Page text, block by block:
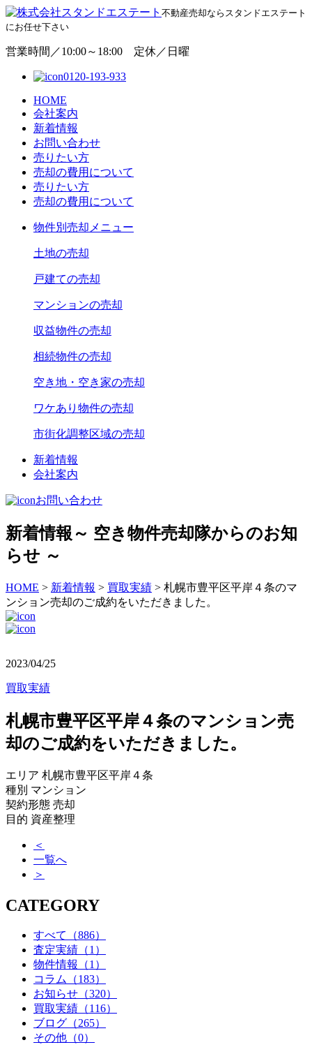
不動産売却ならスタンドエステート
にお任せ下さい
営業時間／10:00～18:00 定休／日曜
0120-193-933
HOME
会社案内
新着情報
お問い合わせ
売りたい方
売却の費用について
売りたい方
売却の費用について
物件別売却メニュー
土地の売却
戸建ての売却
マンションの売却
収益物件の売却
相続物件の売却
空き地・空き家の売却
ワケあり物件の売却
市街化調整区域の売却
新着情報
会社案内
お問い合わせ
新着情報 ～ 空き物件売却隊からのお知
らせ ～
HOME > 新着情報 > 買取実績 > 札幌市豊平区平岸４条のマ
ンション売却のご成約をいただきました。
2023/04/25
買取実績
札幌市豊平区平岸４条のマンション売
却のご成約をいただきました。
エリア 札幌市豊平区平岸４条
種別 マンション
契約形態 売却
目的 資産整理
＜
一覧へ
＞
CATEGORY
すべて
（886）
査定実績 （1）
物件情報
（1）
コラム （183）
お知らせ （320）
買取実績 （116）
ブログ （265）
その他 （0）